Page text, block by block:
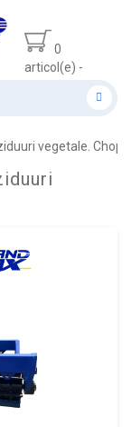
0
articol(e) -
vegetale.